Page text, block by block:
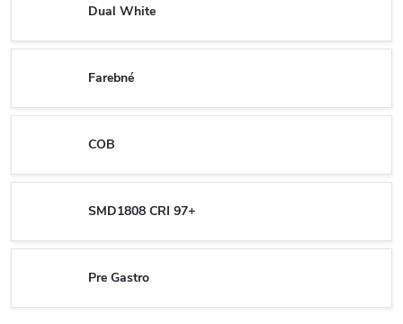
Dual White
Farebné
COB
SMD1808 CRI 97+
Pre Gastro